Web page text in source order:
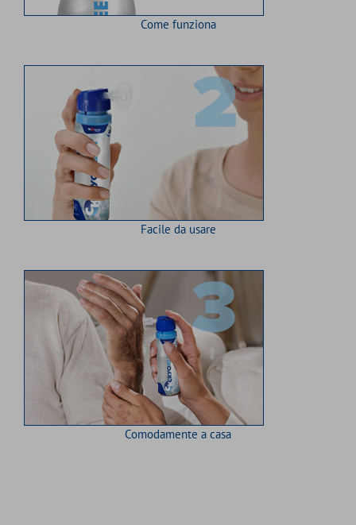
Come funziona
Facile da usare
Comodamente a casa